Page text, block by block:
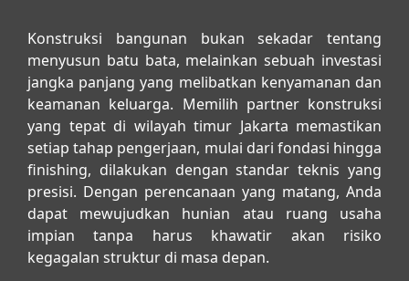
Konstruksi bangunan bukan sekadar tentang
menyusun batu bata, melainkan sebuah investasi
jangka panjang yang melibatkan kenyamanan dan
keamanan keluarga. Memilih partner konstruksi
yang tepat di wilayah timur Jakarta memastikan
setiap tahap pengerjaan, mulai dari fondasi hingga
finishing, dilakukan dengan standar teknis yang
presisi. Dengan perencanaan yang matang, Anda
dapat mewujudkan hunian atau ruang usaha
impian tanpa harus khawatir akan risiko
kegagalan struktur di masa depan.